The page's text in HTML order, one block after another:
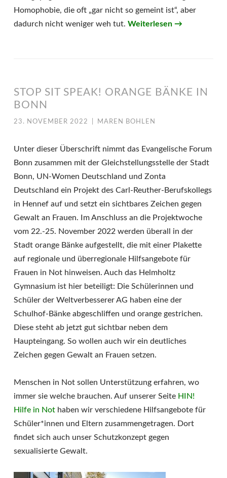
Homophobie, die oft „gar nicht so gemeint ist“, aber
dadurch nicht weniger weh tut. Weiterlesen →
STOP SIT SPEAK! ORANGE BÄNKE IN
BONN
23. NOVEMBER 2022 MAREN BOHLEN
Unter dieser Überschrift nimmt das Evangelische Forum
Bonn zusammen mit der Gleichstellungsstelle der Stadt
Bonn, UN-Women Deutschland und Zonta
Deutschland ein Projekt des Carl-Reuther-Berufskollegs
in Hennef auf und setzt ein sichtbares Zeichen gegen
Gewalt an Frauen. Im Anschluss an die Projektwoche
vom 22.-25. November 2022 werden überall in der
Stadt orange Bänke aufgestellt, die mit einer Plakette
auf regionale und überregionale Hilfsangebote für
Frauen in Not hinweisen. Auch das Helmholtz
Gymnasium ist hier beteiligt: Die Schülerinnen und
Schüler der Weltverbesserer AG haben eine der
Schulhof-Bänke abgeschliffen und orange gestrichen.
Diese steht ab jetzt gut sichtbar neben dem
Haupteingang. So wollen auch wir ein deutliches
Zeichen gegen Gewalt an Frauen setzen.
Menschen in Not sollen Unterstützung erfahren, wo
immer sie welche brauchen. Auf unserer Seite HIN!
Hilfe in Not haben wir verschiedene Hilfsangebote für
Schüler*innen und Eltern zusammengetragen. Dort
findet sich auch unser Schutzkonzept gegen
sexualisierte Gewalt.